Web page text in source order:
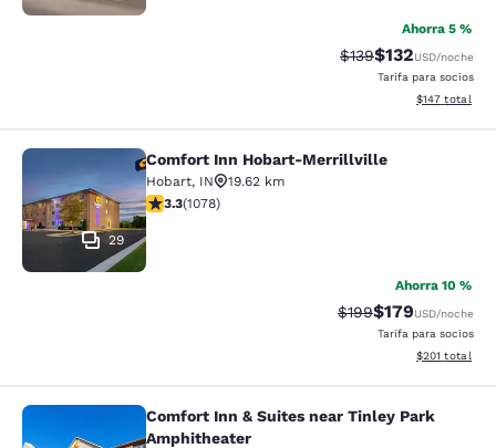
Ahorra 5 %
Tarifa tachada:
$139Tarifa reducida:
$132USD/noche
Tarifa para socios
Ver detalles
$147 total
Comfort Inn Hobart-Merrillville
29
Comfort Inn Hobart-Merrillville
Hobart, IN
19.62 km
Calificación de 3.28 estrellas. Bueno. 1078 reseñas
3.3(1078)
Ahorra 10 %
Tarifa tachada:
$199Tarifa reducida:
$179USD/noche
Tarifa para socios
Ver detalles
$201 total
Comfort Inn & Suites near Tinley
Comfort Inn & Suites near Tinley Park
Amphitheater